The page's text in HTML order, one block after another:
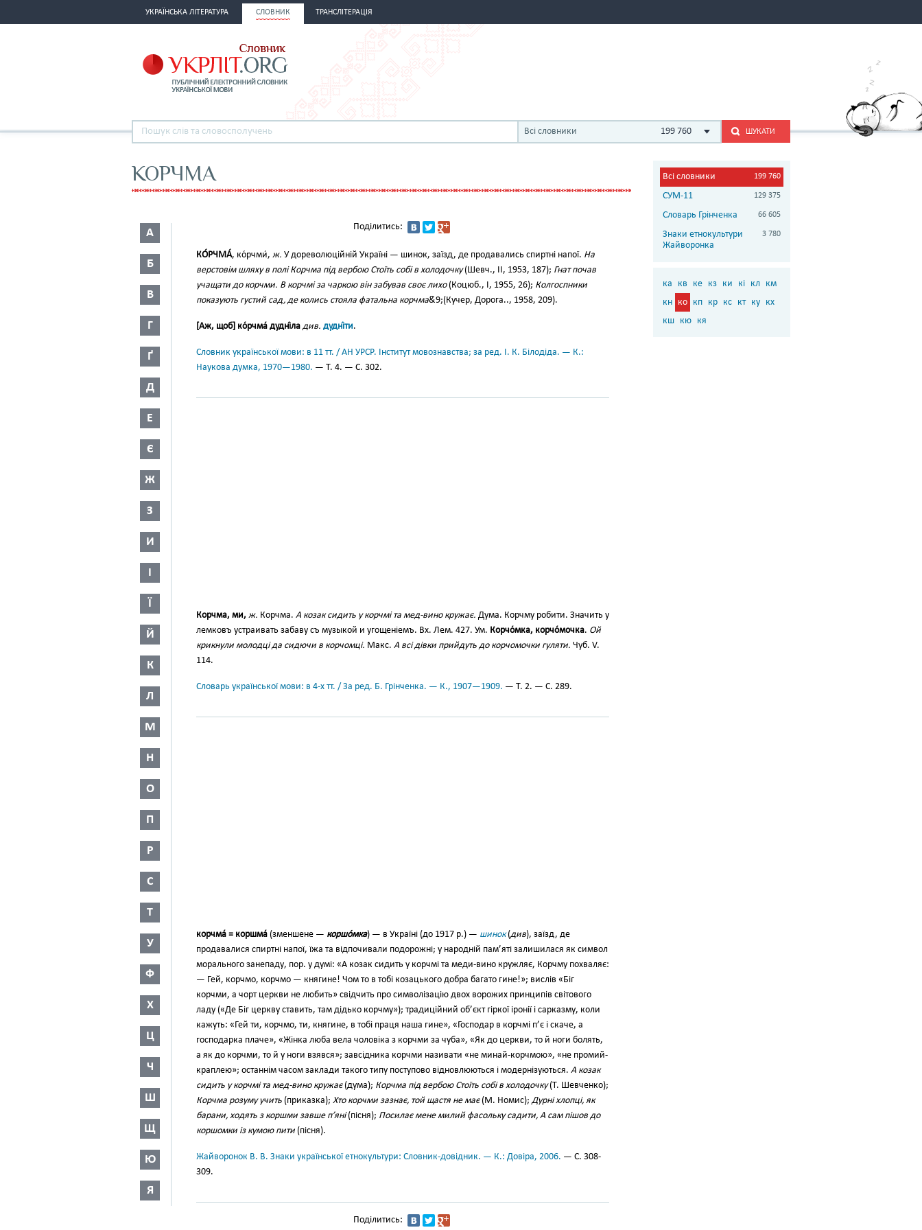
УКРАЇНСЬКА ЛІТЕРАТУРА СЛОВНИК ТРАНСЛІТЕРАЦІЯ
Всі словники 199 760 ШУКАТИ
КОРЧМА
А
Б
В
Г
Ґ
Д
Е
Є
Ж
З
И
І
Ї
Й
К
Л
М
Н
О
П
Р
С
Т
У
Ф
Х
Ц
Ч
Ш
Щ
Ю
Я
Поділитись:
КО́РЧМА́, ко́рчми́, ж. У дореволюційній Україні — шинок, заїзд, де продавались спиртні напої. На
верстовім шляху в полі Корчма під вербою Стоїть собі в холодочку(Шевч., II, 1953, 187); Гнат почав
учащати до корчми. В корчмі за чаркою він забував своє лихо(Коцюб., І, 1955, 26); Колгоспники
показують густий сад, де колись стояла фатальна корчма&́9;(Кучер, Дорога.., 1958, 209).
[Аж, щоб] ко́рчма́ дудні́ла див. дудні́ти.
Словник української мови: в 11 тт. / АН УРСР. Інститут мовознавства; за ред. І. К. Білодіда. — К.:
Наукова думка, 1970—1980. — Т. 4. — С. 302.
Корчма, ми, ж. Корчма. А козак сидить у корчмі та мед-вино кружає. Дума. Корчму робити. Значить у
лемковъ устраивать забаву съ музыкой и угощеніемъ. Вх. Лем. 427. Ум. Корчо́мка, корчо́мочка. Ой
крикнули молодці да сидючи в корчомці. Макс. А всі дівки прийдуть до корчомочки гуляти. Чуб. V.
114.
Словарь української мови: в 4-х тт. / За ред. Б. Грінченка. — К., 1907—1909. — Т. 2. — С. 289.
корчма́ = коршма́ (зменшене — коршо́мка) — в Україні (до 1917 р.) — шинок(див), заїзд, де
продавалися спиртні напої, їжа та відпочивали подорожні; у народній пам’яті за­лишилася як символ
морального занепаду, пop. у думі: «А козак си­дить у корчмі та меди-вино круж­ляє, Корчму похваляє:
— Гей, корчмо, корчмо — княгине! Чом то в тобі козацького добра багато ги­не!»; вислів «Біг
корчми, а чорт церкви не любить» свідчить про символізацію двох ворожих прин­ципів світового
ладу («Де Біг церк­ву ставить, там дідько корчму»); традиційний об’єкт гіркої іронії і сарказму, коли
кажуть: «Гей ти, корчмо, ти, княгине, в тобі праця наша гине», «Господар в корчмі п’є і скаче, а
господарка плаче», «Жінка люба вела чоловіка з кор­чми за чуба», «Як до церкви, то й ноги болять,
а як до корчми, то й у ноги взявся»; завсідника корчми називати «не минай-корчмою», «не промий-
краплею»; останнім часом заклади такого типу посту­пово відновлюються і модернізую­ться. А козак
сидить у корчмі та мед-вино кружає(дума); Корчма під вербою Стоїть собі в холодочку(Т. Шевченко);
Корчма розуму учить (приказка); Хто корчми зазнає, той щастя не має(М. Номис);Дурні хлопці, як
барани, хо­дять з коршми завше п’яні(пісня); Посилає мене милий фасольку сади­ти, А сам пішов до
коршомки із ку­мою пити (пісня).
Жайворонок В. В. Знаки української етнокультури: Словник-довідник. — К.: Довіра, 2006. — С. 308-
309.
Поділитись:
Всі словники 199 760
СУМ-11 129 375
Словарь Грінченка 66 605
Знаки етнокультури
Жайворонка
3 780
ка кв ке кз ки кі кл
км
кн ко кп кр кс кт ку кх
кш кю кя